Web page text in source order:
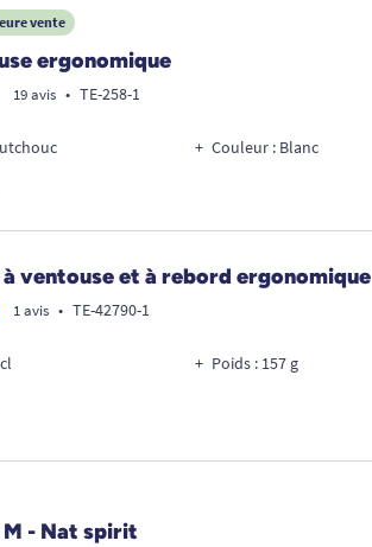
vente
ergonomique
19 avis • TE-258-1
Couleur : Blanc
ventouse et à rebord ergonomique
1 avis • TE-42790-1
Poids : 157 g
M - Nat spirit